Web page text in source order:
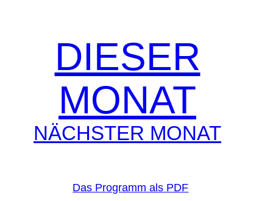
DIESER
MONAT
NÄCHSTER MONAT
Das Programm als PDF